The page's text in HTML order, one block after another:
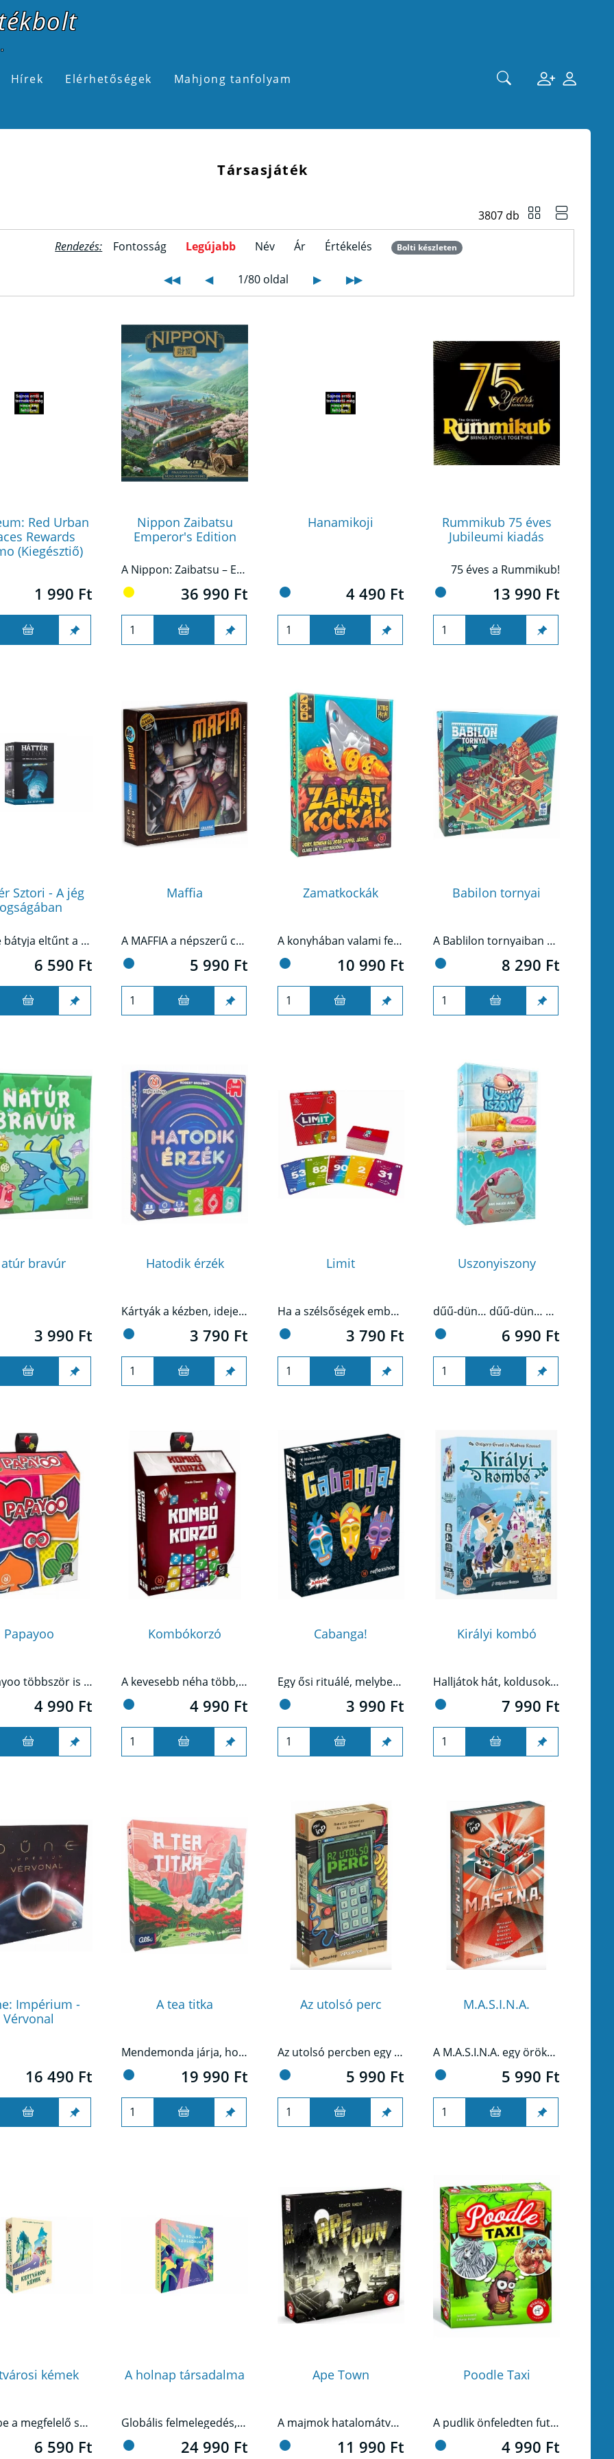
Hírek Elérhetőségek Mahjong tanfolyam
Társasjáték
3807 db
Rendezés: Fontosság Legújabb Név Ár Értékelés Bolti készleten
◀◀ ◀ 1/80 oldal ▶ ▶▶
Red Urban
Rewards
(Kiegésztiő)
1 990 Ft
Nippon Zaibatsu
Emperor's Edition
A Nippon: Zaibatsu – Emperor’s Edition a méltán elismert területirányító eurogame játék definitív változata.
36 990 Ft
Hanamikoji
4 490 Ft
Rummikub 75 éves
Jubileumi kiadás
75 éves a Rummikub!
13 990 Ft
Sztori - A jég
Sophie bátyja eltűnt a Mont Blanc környékén – hogyan fejezitek be a történetét?
6 590 Ft
Maffia
A MAFFIA a népszerű csapatjáték lebilincselő társas változata. Gyerekek és felnőttek egyaránt élvezik, táborozáskor vagy az iskolában, bulin, családi eseményeken, csapatépítő tréningeken. Eredeti szabályaival nagyobb csoportok számára teszi lehetővé a közös játékot.
5 990 Ft
Zamatkockák
A konyhában valami fenséges készül, és te, mint mesterszakács, felelsz azért, hogy a legjobb alapanyagokat válogasd ki, majd lenyűgöző fogásokká varázsold őket. Készíts izgalmas ételeket a világ minden tájáról, és nyűgözd le vendégeidet a tökéletes ízharmóniával!
10 990 Ft
Babilon tornyai
A Bablilon tornyaiban a világhírű ősi csodát a Függőkerteket kell újraépítened lapkák segítségével.
8 290 Ft
bravúr
3 990 Ft
Hatodik érzék
Kártyák a kézben, ideje elővenned a hatodik érzékedet! Jósold meg, hány kört tudsz elvinni a kártyáid alapján.
3 790 Ft
Limit
Ha a szélsőségek embere vagy, ez nem a Te játékod. A legkisebb és a legnagyobb itt nem járható út, középen kell maradnod, hogy a versenyben is esélyed legyen.
3 790 Ft
Uszonyiszony
dűű-dün… dűű-dün… dűű-dün-dűű-dün!
6 990 Ft
Papayoo
A Papayoo többször is csavar a klasszikus kártyajátékokon. Itt van a kör, a káró és társai, de bejön egy 5. szín, amit minden áron el akarunk kerülni.
4 990 Ft
Kombókorzó
A kevesebb néha több, a Kombókorzóban pedig ez hatványozottan igaz!
4 990 Ft
Cabanga!
Egy ősi rituálé, melyben kiválasztják a legeszesebb törzsfőnököt, ez a Cabanga!
3 990 Ft
Királyi kombó
Halljátok hát, koldusok és bárók, sólymok és hollók! Királyi kérésre kihirdettetik: itt az idő a Kombójátszmára!
7 990 Ft
Impérium -
Vérvonal
16 490 Ft
A tea titka
Mendemonda járja, hogy egy varázslatos növény nő a kínai földeken, ami meggyógyítja a lelket és a testet is. Úgy nevezték el, hogy tea.
19 990 Ft
Az utolsó perc
Az utolsó percben egy elit bombaszakértő csapatként kell trükkös robbanószereket hatástalanítanotok, ami egy ilyen harcedzett bandának nem is lenne akadály, de mindenre csupán egy percetek van, miközben össze kell fognotok, és a szűkös időn belül minden felmerülő problémát el kell hárítanotok.
5 990 Ft
M.A.S.I.N.A.
A M.A.S.I.N.A. egy örökké változó rejtvényekkel teli gép, amit csak Te tudsz megfejteni.
5 990 Ft
kémek
Vond be a megfelelő személyeket, maradj észrevétlen, és leplezd le az ellenfeled!
6 590 Ft
A holnap társadalma
Globális felmelegedés, veszélyben a közösségek – mentsétek meg a Földet!
24 990 Ft
Ape Town
A majmok hatalomátvétele óta kemény idők járnak a távoli tengerparti városban.
11 990 Ft
Poodle Taxi
A pudlik önfeledten futkároznak a parkban. Ez nagyszerű lehetőség a szemtelen bolháknak, hogy a kutyusok bundájára pattanjanak és közlekedési eszközként használják őket.
4 990 Ft